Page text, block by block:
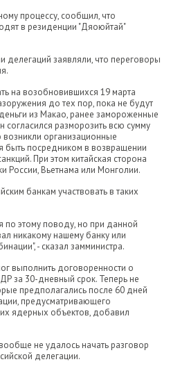
процессу, сообщил, что
в резиденции "Дяоюйтай"
делегаций заявляли, что переговоры
на возобновившихся 19 марта
до тех пор, пока не будут
из Макао, ранее замороженные
согласился разморозить всю сумму
организационные
быть посредником в возвращении
При этом китайская сторона
России, Вьетнама или Монголии.
банкам участвовать в таких
по этому поводу, но при данной
никакому нашему банку или
- сказал замминистра.
выполнить договоренности о
за 30-дневный срок. Теперь не
предполагались после 60 дней
предусматривающего
ядерных объектов, добавил
не удалось начать разговор
делегации.